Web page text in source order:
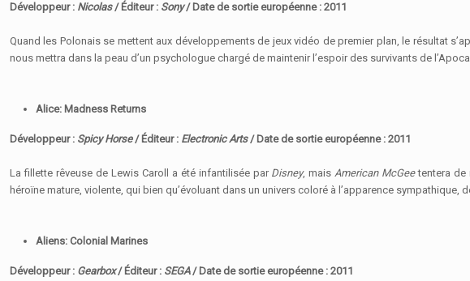
Développeur : Nicolas/ Éditeur : Sony/ Date de sortie européenne : 2011
Quand les Polonais se mettent aux développements de jeux vidéo de premier plan, le résultat
nous mettra dans la peau d’un psychologue chargé de maintenir l’espoir des survivants de
Alice: Madness Returns
Développeur : Spicy Horse/ Éditeur : Electronic Arts/ Date de sortie européenne : 2011
La fillette rêveuse de Lewis Caroll a été infantilisée par Disney, mais American McGeetentera de
héroïne mature, violente, qui bien qu’évoluant dans un univers coloré à l’apparence sympathique,
Aliens: Colonial Marines
Développeur : Gearbox/ Éditeur : SEGA/ Date de sortie européenne : 2011